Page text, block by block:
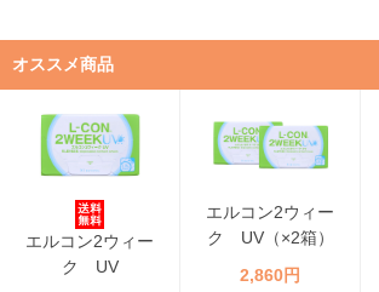
オススメ商品
エルコン2ウィー
ク UV
エルコン2ウィー
ク UV（×2箱）
2,860円